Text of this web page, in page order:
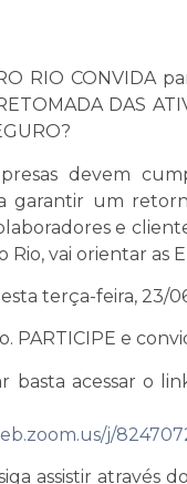
RIO CONVIDA
DAS
devem
garantir um
e
Rio, vai orientar as
terça-feira, 23/
PARTICIPE e
basta acessar o
j/
assistir através